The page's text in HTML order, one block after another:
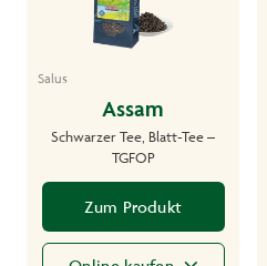
Salus
Assam
Schwarzer Tee, Blatt-Tee –
TGFOP
Zum Produkt